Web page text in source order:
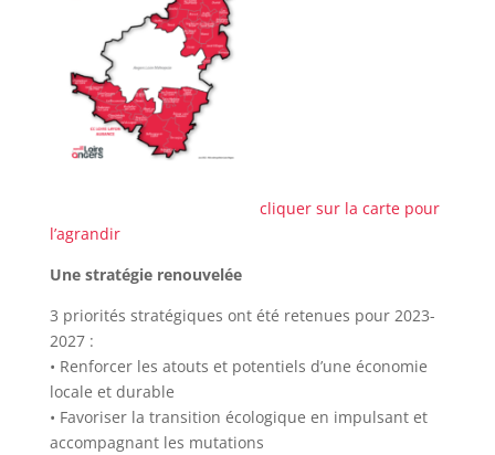
cliquer sur la carte pour
l’agrandir
Une stratégie renouvelée
3 priorités stratégiques ont été retenues pour 2023-
2027 :
• Renforcer les atouts et potentiels d’une économie
locale et durable
• Favoriser la transition écologique en impulsant et
accompagnant les mutations